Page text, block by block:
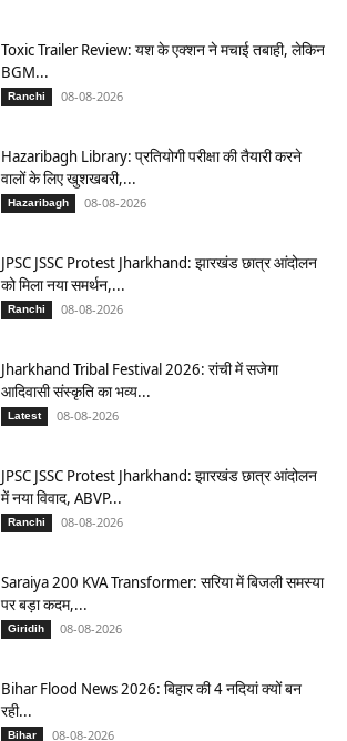
Toxic Trailer Review: यश के एक्शन ने मचाई तबाही, लेकिन
BGM...
Ranchi 08-08-2026
Hazaribagh Library: प्रतियोगी परीक्षा की तैयारी करने
वालों के लिए खुशखबरी,...
Hazaribagh 08-08-2026
JPSC JSSC Protest Jharkhand: झारखंड छात्र आंदोलन
को मिला नया समर्थन,...
Ranchi 08-08-2026
Jharkhand Tribal Festival 2026: रांची में सजेगा
आदिवासी संस्कृति का भव्य...
Latest 08-08-2026
JPSC JSSC Protest Jharkhand: झारखंड छात्र आंदोलन
में नया विवाद, ABVP...
Ranchi 08-08-2026
Saraiya 200 KVA Transformer: सरिया में बिजली समस्या
पर बड़ा कदम,...
Giridih 08-08-2026
Bihar Flood News 2026: बिहार की 4 नदियां क्यों बन
रही...
Bihar 08-08-2026